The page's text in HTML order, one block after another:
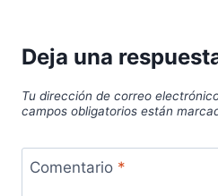
Deja una
Tu dirección de correo
campos obligatorios están
Comentario *